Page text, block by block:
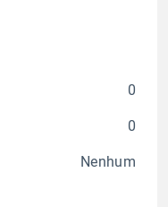
0
0
Nenhum